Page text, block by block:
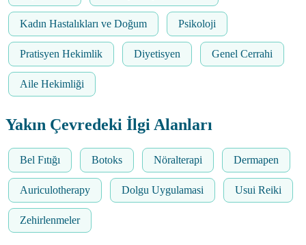
Kadın Hastalıkları ve Doğum Psikoloji
Pratisyen Hekimlik Diyetisyen Genel Cerrahi
Aile Hekimliği
Yakın Çevredeki İlgi Alanları
Bel Fıtığı Botoks Nöralterapi Dermapen
Auriculotherapy Dolgu Uygulamasi Usui Reiki
Zehirlenmeler